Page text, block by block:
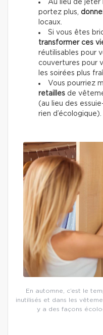
Au lieu de jeter
portez plus,
locaux.
Si vous êtes
transformer ces
réutilisables pour
couvertures pour
les soirées plus
Vous pourriez
retailles de
(au lieu des
rien d’écologique).
En automne, c’est le
inutilisés et dans les
y a des façons